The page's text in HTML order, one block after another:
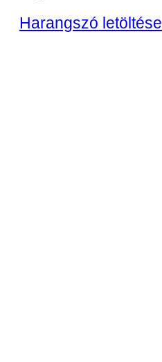
Harangszó letöltése